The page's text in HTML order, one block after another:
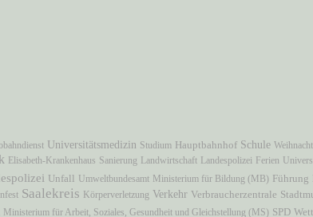
Universitätsmedizin Studium Hauptbahnhof Schule
Elisabeth-Krankenhaus Sanierung Landwirtschaft Landespolizei Ferien
Unfall Umweltbundesamt Ministerium für Bildung (MB) Führung
Saalekreis Körperverletzung Verkehr Verbraucherzentrale
Ministerium für Arbeit, Soziales, Gesundheit und Gleichstellung (MS) SPD